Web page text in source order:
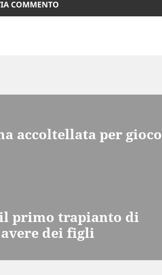
accoltellata per gioco
primo trapianto di
dei figli